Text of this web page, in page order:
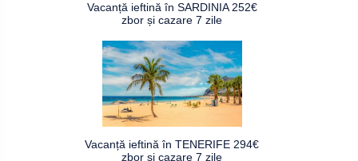
Vacanță ieftină în SARDINIA 252€
zbor și cazare 7 zile
Vacanță ieftină în TENERIFE 294€
zbor și cazare 7 zile